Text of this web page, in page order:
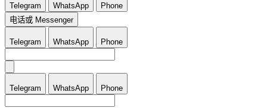
Telegram WhatsApp
Phone
电话或 Messenger
Telegram WhatsApp Phone
Telegram WhatsApp Phone